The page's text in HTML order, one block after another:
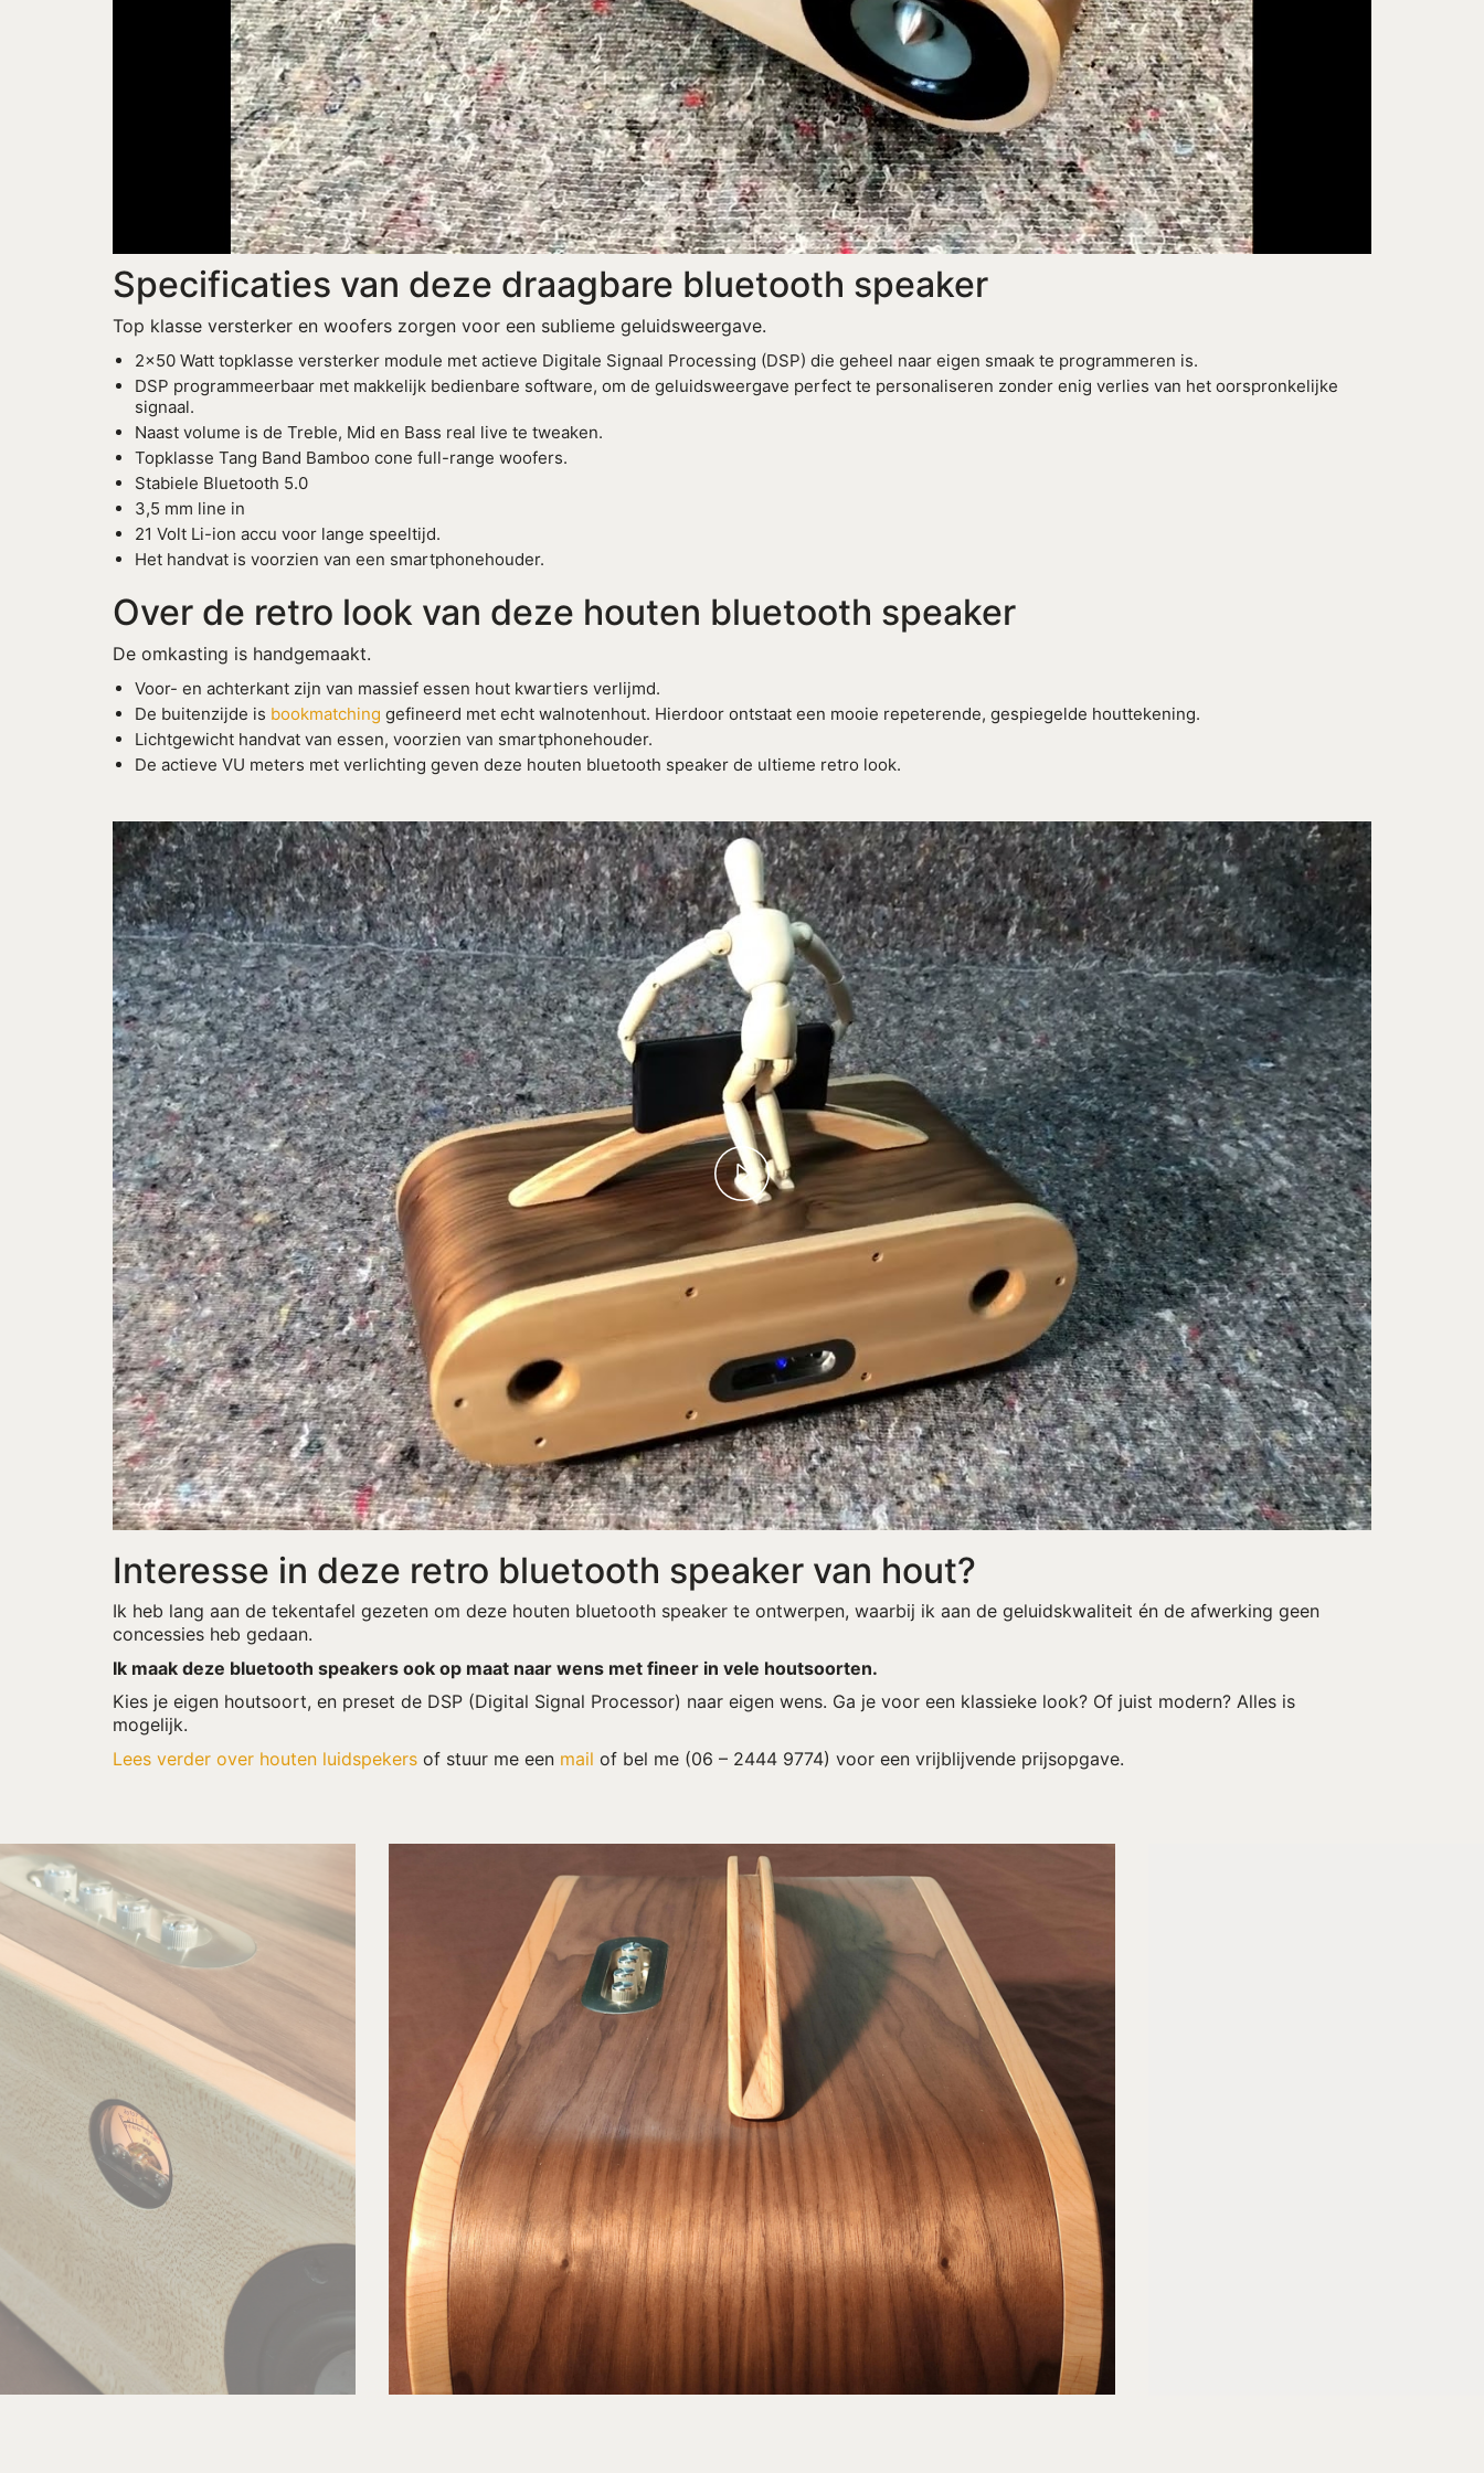
Specificaties van deze draagbare bluetooth speaker
Top klasse versterker en woofers zorgen voor een sublieme geluidsweergave.
2×50 Watt topklasse versterker module met actieve Digitale Signaal Processing (DSP) die geheel naar eigen smaak te programmeren is.
DSP programmeerbaar met makkelijk bedienbare software, om de geluidsweergave perfect te personaliseren zonder enig verlies van het oorspronkelijke
signaal.
Naast volume is de Treble, Mid en Bass real live te tweaken.
Topklasse Tang Band Bamboo cone full-range woofers.
Stabiele Bluetooth 5.0
3,5 mm line in
21 Volt Li-ion accu voor lange speeltijd.
Het handvat is voorzien van een smartphonehouder.
Over de retro look van deze houten bluetooth speaker
De omkasting is handgemaakt.
Voor- en achterkant zijn van massief essen hout kwartiers verlijmd.
De buitenzijde is bookmatching gefineerd met echt walnotenhout. Hierdoor ontstaat een mooie repeterende, gespiegelde houttekening.
Lichtgewicht handvat van essen, voorzien van smartphonehouder.
De actieve VU meters met verlichting geven deze houten bluetooth speaker de ultieme retro look.
Play
Video
Interesse in deze retro bluetooth speaker van hout?
Ik heb lang aan de tekentafel gezeten om deze houten bluetooth speaker te ontwerpen, waarbij ik aan de geluidskwaliteit én de afwerking geen
concessies heb gedaan.
Ik maak deze bluetooth speakers ook op maat naar wens met fineer in vele houtsoorten.
Kies je eigen houtsoort, en preset de DSP (Digital Signal Processor) naar eigen wens. Ga je voor een klassieke look? Of juist modern? Alles is
mogelijk.
Lees verder over houten luidspekers of stuur me een mail of bel me (06 – 2444 9774) voor een vrijblijvende prijsopgave.